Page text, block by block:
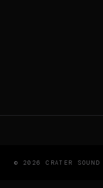
© 2026 CRATER SOUND